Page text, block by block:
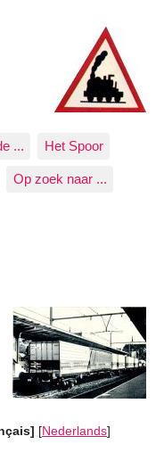
... Het Spoor
Op zoek naar ...
[Nederlands]